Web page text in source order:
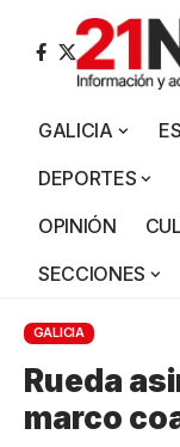
GALICIA
DEPORTES
OPINIÓN
SECCIONES
GALICIA
Rueda
marco